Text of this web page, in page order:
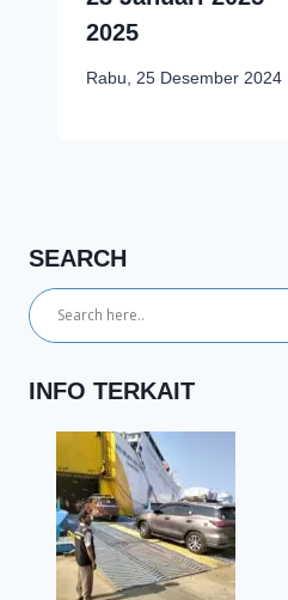
2025
Rabu, 25 Desember 2024
SEARCH
INFO TERKAIT